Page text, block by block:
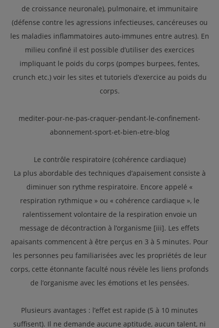
de croissance neuronale), pulmonaire, et immunitaire
(défense contre les agressions infectieuses, cancéreuses ou
les maladies inflammatoires auto-immunes entre autres). En
milieu confiné il est possible d’utiliser des exercices
impliquant le poids du corps (pompes burpees, fentes,
crunch etc.) voir les sites et tutoriels d’exercice au poids du
corps.
mediter-pour-ne-pas-craquer-pendant-le-confinement-
abonnement-sport-et-bien-etre-blog
Le contrôle respiratoire (cohérence cardiaque)
La plus abordable des techniques d’apaisement consiste à
diminuer son rythme respiratoire. Encore appelé «
respiration rythmique » ou « cohérence cardiaque », le
ralentissement volontaire de la respiration envoie un
message de décontraction à l’organisme [iii]. Les effets
apaisants commencent à être perçus en 3 à 5 minutes. Pour
les personnes peu familiarisées avec les propriétés de leur
corps, cette étonnante faculté nous révèle les liens profonds
de l’organisme avec les émotions et les pensées.
Plusieurs avantages : l’effet est rapide (5 à 10 minutes
suffisent). Il ne demande aucune aptitude, aucun talent, ni